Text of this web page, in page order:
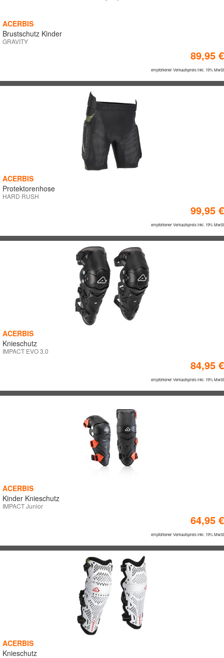
ACERBIS
Brustschutz Kinder
GRAVITY
89,95 €
empfohlener Verkaufspreis inkl. 19% MwSt
ACERBIS
Protektorenhose
HARD RUSH
99,95 €
empfohlener Verkaufspreis inkl. 19% MwSt
ACERBIS
Knieschutz
IMPACT EVO 3.0
84,95 €
empfohlener Verkaufspreis inkl. 19% MwSt
ACERBIS
Kinder Knieschutz
IMPACT Junior
64,95 €
empfohlener Verkaufspreis inkl. 19% MwSt
ACERBIS
Knieschutz